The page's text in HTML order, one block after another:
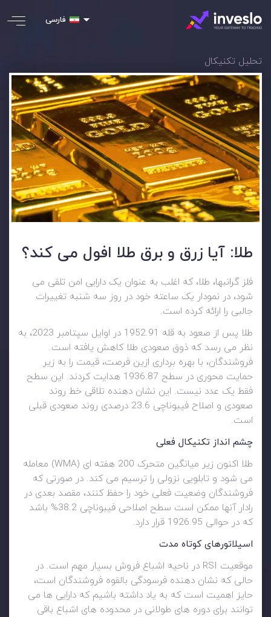
فارسی
تحلیل تکنیکال
طلا: آیا زرق و برق طلا افول می کند؟
فلز گرانبها، طلا، که اغلب به عنوان یک دارایی امن تلقی می
شود، در نمودار یک ساعته خود در روز سه شنبه تغییرات
جالبی را ارائه کرده است.
طلا پس از صعود به قله 1952.91 در اوایل سپتامبر 2023، به
نظر می رسد که ذوق صعودی طلا کاهش یافته است.
فروشندگان، با بهره برداری ازین فرصت، قیمت را به زیر
حمایت محوری در سطح 1936.87 هدایت کردند. این سطح
فقط یک عدد نیست. این نشان دهنده تلاقی خط روند
صعودی و اصلاح فیبوناچی 23.6 درصدی روند صعودی قبلی
است.
چشم انداز تکنیکال فعلی
طلا اکنون زیر میانگین متحرک 200 هفته ای (WMA) معامله
می شود و تابلویی نزولی را ترسیم می کند. در صورتی که
فروشندگان وضعیت فعلی خود را حفظ کنند، مقصد بعدی در
رادار آنها ممکن است سطح اصلاحی فیبوناچی 38.2% باشد
که در حوالی 1926.95 قرار دارد.
اسیلاتورهای کوتاه مدت
موقعیت RSI در ناحیه اشباع فروش بسیار مهم است. در
حالی که نشان دهنده فرسودگی بالقوه فروشندگان است،
حایز اهمیت است که به یاد داشته باشیم که دارایی ها می
توانند برای دوره های طولانی در محدوده های اشباع باقی